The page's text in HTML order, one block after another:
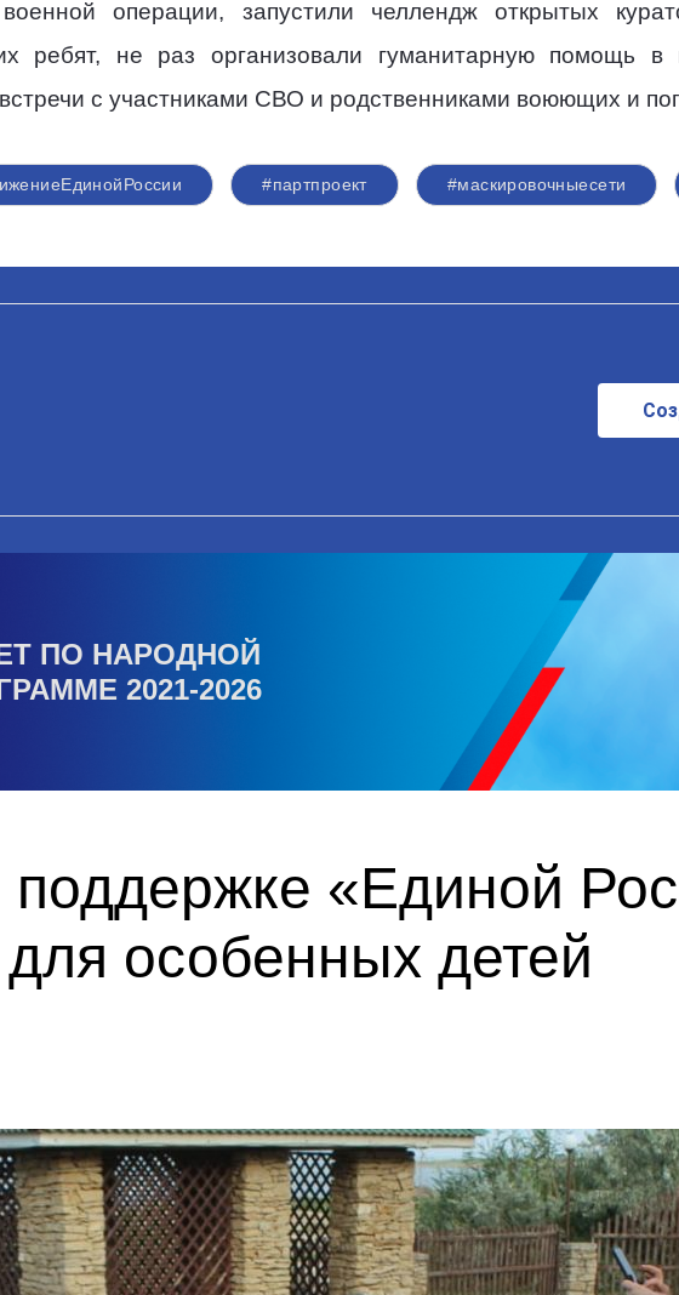
операции, запустили челлендж открытых
ребят, не раз организовали гуманитарную помощь в
с участниками СВО и родственниками воюющих и
#партпроект #маскировочныесети
ПО НАРОДНОЙ
2021-2026
«Единой
особенных детей